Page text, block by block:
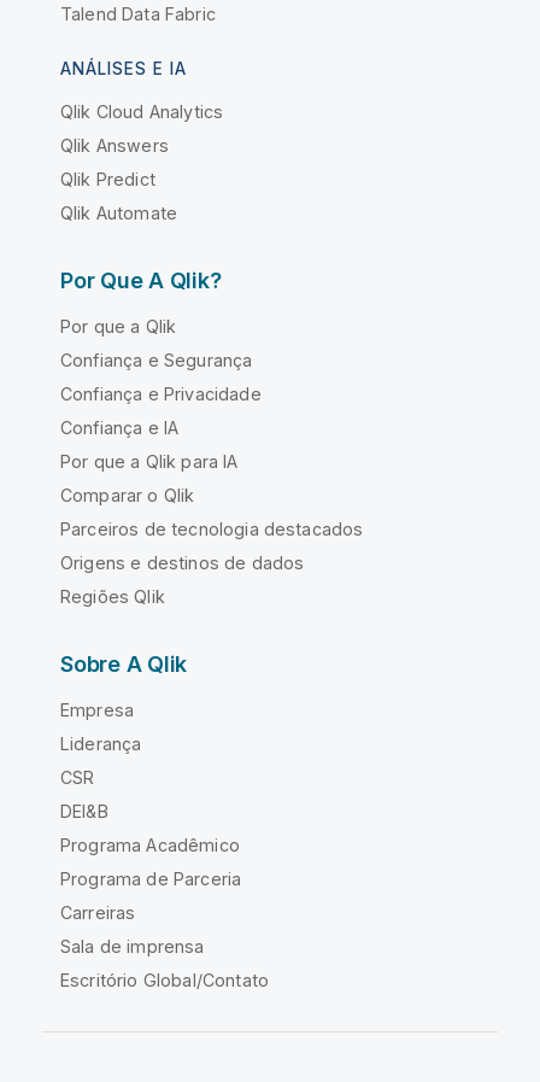
Talend Data Fabric
ANÁLISES E IA
Qlik Cloud Analytics
Qlik Answers
Qlik Predict
Qlik Automate
Por Que A Qlik?
Por que a Qlik
Confiança e Segurança
Confiança e Privacidade
Confiança e IA
Por que a Qlik para IA
Comparar o Qlik
Parceiros de tecnologia destacados
Origens e destinos de dados
Regiões Qlik
Sobre A Qlik
Empresa
Liderança
CSR
DEI&B
Programa Acadêmico
Programa de Parceria
Carreiras
Sala de imprensa
Escritório Global/Contato